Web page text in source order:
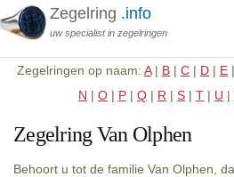
Zegelring .info
uw specialist in zegelringen
Zegelringen op naam: A| B | C | D | E |
N | O | P | Q | R | S | T | U |
Zegelring Van Olphen
Behoort u tot de familie Van Olphen,